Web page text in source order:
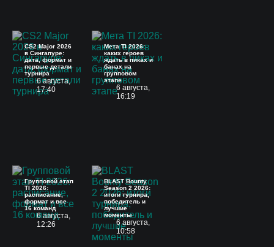
CS2 Major 2026
в Сингапуре:
дата, формат и
первые детали
турнира
6 августа,
17:40
Мета TI 2026:
каких героев
ждать в пиках и
банах на
групповом
этапе
6 августа,
16:19
Групповой этап
TI 2026:
расписание,
формат и все
16 команд
6 августа,
12:26
BLAST Bounty
Season 2 2026:
итоги турнира,
победитель и
лучшие
моменты
6 августа,
10:58